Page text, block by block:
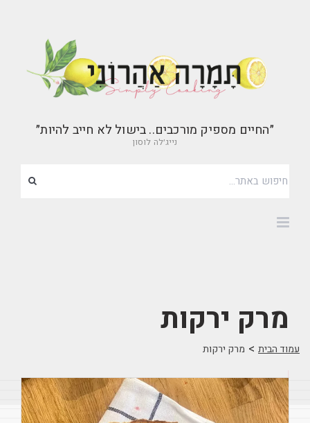
״החיים מספיק מורכבים.. בישול לא חייב להיות״
נייג׳לה לוסון
מרק ירקות
עמוד הבית > מרק ירקות